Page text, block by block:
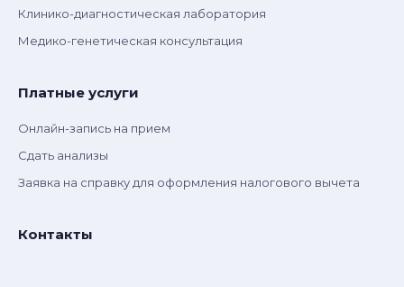
Клинико-диагностическая лаборатория
Медико-генетическая консультация
Платные услуги
Онлайн-запись на прием
Сдать анализы
Заявка на справку для оформления налогового вычета
Контакты